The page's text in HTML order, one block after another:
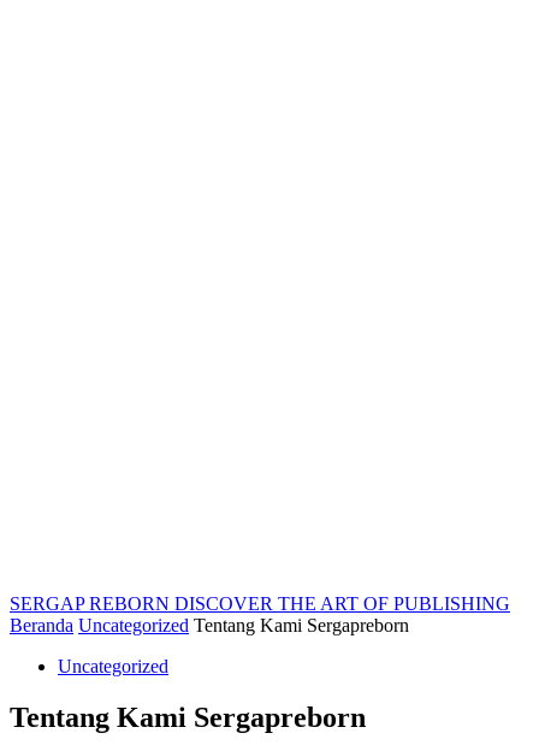
SERGAP REBORN DISCOVER THE ART OF PUBLISHING
Beranda Uncategorized Tentang Kami Sergapreborn
Uncategorized
Tentang Kami Sergapreborn